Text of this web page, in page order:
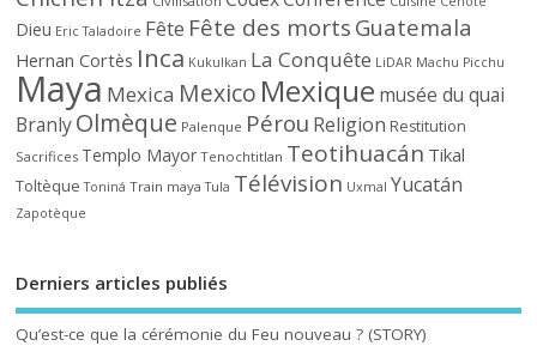
Dieu Eric Taladoire Fête Fête des morts Guatemala
Hernan Cortès Inca Kukulkan La Conquête LiDAR Machu Picchu
Maya Mexica Mexico Mexique musée du quai
BranlyOlmèque Palenque Pérou Religion Restitution
Sacrifices Templo Mayor Tenochtitlan Teotihuacán Tikal
Toltèque Toniná Train maya Tula Télévision Uxmal Yucatán
Zapotèque
Derniers articles publiés
Qu’est-ce que la cérémonie du Feu nouveau ? (STORY)